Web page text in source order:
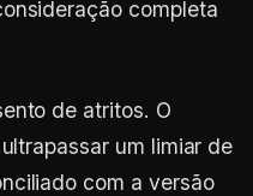
completa
de atritos. O
um limiar de
com a versão